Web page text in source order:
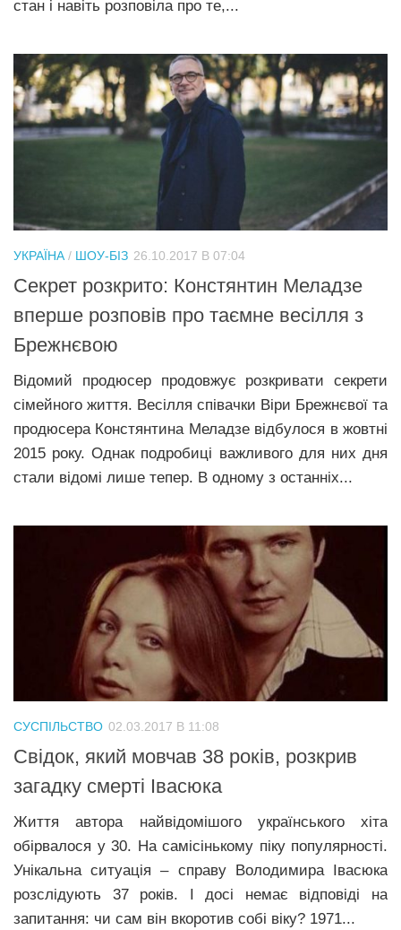
стан і навіть розповіла про те,...
УКРАЇНА/ ШОУ-БІЗ 26.10.2017 В 07:04
Секрет розкрито: Констянтин Меладзе
вперше розповів про таємне весілля з
Брежнєвою
Відомий продюсер продовжує розкривати секрети
сімейного життя. Весілля співачки Віри Брежнєвої та
продюсера Констянтина Меладзе відбулося в жовтні
2015 року. Однак подробиці важливого для них дня
стали відомі лише тепер. В одному з останніх...
СУСПІЛЬСТВО 02.03.2017 В 11:08
Свідок, який мовчав 38 років, розкрив
загадку смерті Івасюка
Життя автора найвідомішого українського хіта
обірвалося у 30. На самісінькому піку популярності.
Унікальна ситуація – справу Володимира Івасюка
розслідують 37 років. І досі немає відповіді на
запитання: чи сам він вкоротив собі віку? 1971...